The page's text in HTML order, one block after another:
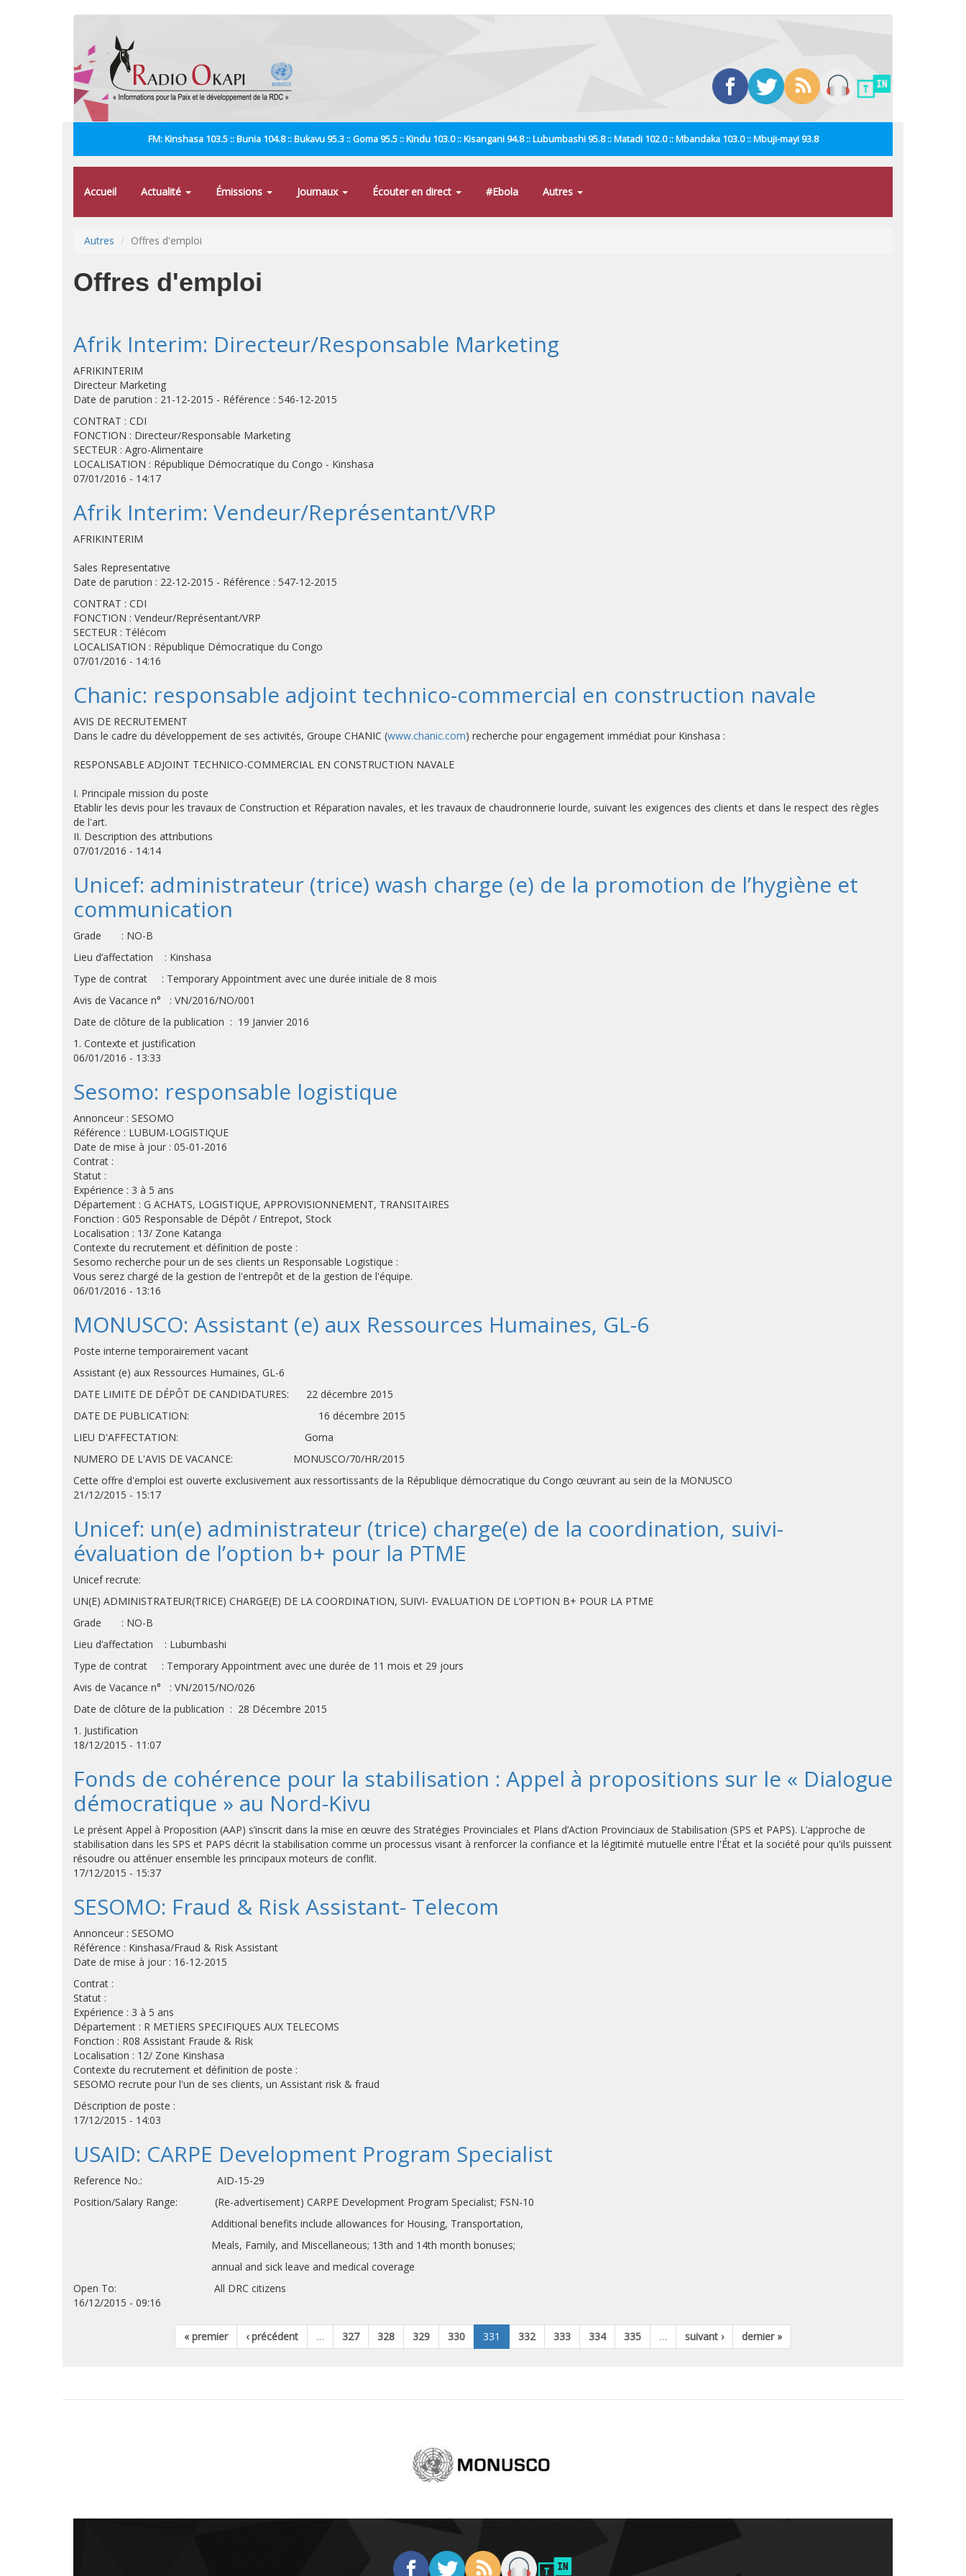
FM: Kinshasa 103.5 :: Bunia 104.8 :: Bukavu 95.3 :: Goma 95.5 :: Kindu 103.0 :: Kisangani 94.8 :: Lubumbashi 95.8 :: Matadi 102.0 :: Mbandaka 103.0 :: Mbuji-mayi 93.8
Accueil Actualité Émissions Journaux Écouter en direct #Ebola Autres
Autres Offres d'emploi
Offres d'emploi
Afrik Interim: Directeur/Responsable Marketing
AFRIKINTERIM
Directeur Marketing
Date de parution : 21-12-2015 - Référence : 546-12-2015
CONTRAT : CDI
FONCTION : Directeur/Responsable Marketing
SECTEUR : Agro-Alimentaire
LOCALISATION : République Démocratique du Congo - Kinshasa
07/01/2016 - 14:17
Afrik Interim: Vendeur/Représentant/VRP
AFRIKINTERIM
Sales Representative
Date de parution : 22-12-2015 - Référence : 547-12-2015
CONTRAT : CDI
FONCTION : Vendeur/Représentant/VRP
SECTEUR : Télécom
LOCALISATION : République Démocratique du Congo
07/01/2016 - 14:16
Chanic: responsable adjoint technico-commercial en construction navale
AVIS DE RECRUTEMENT
Dans le cadre du développement de ses activités, Groupe CHANIC (www.chanic.com) recherche pour engagement immédiat pour Kinshasa :
RESPONSABLE ADJOINT TECHNICO-COMMERCIAL EN CONSTRUCTION NAVALE
I. Principale mission du poste
Etablir les devis pour les travaux de Construction et Réparation navales, et les travaux de chaudronnerie lourde, suivant les exigences des clients et dans le respect des règles
de l'art.
II. Description des attributions
07/01/2016 - 14:14
Unicef: administrateur (trice) wash charge (e) de la promotion de l’hygiène et
communication
Grade : NO-B
Lieu d’affectation : Kinshasa
Type de contrat : Temporary Appointment avec une durée initiale de 8 mois
Avis de Vacance n° : VN/2016/NO/001
Date de clôture de la publication : 19 Janvier 2016
1. Contexte et justification
06/01/2016 - 13:33
Sesomo: responsable logistique
Annonceur : SESOMO
Référence : LUBUM-LOGISTIQUE
Date de mise à jour : 05-01-2016
Contrat :
Statut :
Expérience : 3 à 5 ans
Département : G ACHATS, LOGISTIQUE, APPROVISIONNEMENT, TRANSITAIRES
Fonction : G05 Responsable de Dépôt / Entrepot, Stock
Localisation : 13/ Zone Katanga
Contexte du recrutement et définition de poste :
Sesomo recherche pour un de ses clients un Responsable Logistique :
Vous serez chargé de la gestion de l'entrepôt et de la gestion de l'équipe.
06/01/2016 - 13:16
MONUSCO: Assistant (e) aux Ressources Humaines, GL-6
Poste interne temporairement vacant
Assistant (e) aux Ressources Humaines, GL-6
DATE LIMITE DE DÉPÔT DE CANDIDATURES: 22 décembre 2015
DATE DE PUBLICATION: 16 décembre 2015
LIEU D'AFFECTATION: Goma
NUMERO DE L'AVIS DE VACANCE: MONUSCO/70/HR/2015
Cette offre d'emploi est ouverte exclusivement aux ressortissants de la République démocratique du Congo œuvrant au sein de la MONUSCO
21/12/2015 - 15:17
Unicef: un(e) administrateur (trice) charge(e) de la coordination, suivi-
évaluation de l’option b+ pour la PTME
Unicef recrute:
UN(E) ADMINISTRATEUR(TRICE) CHARGE(E) DE LA COORDINATION, SUIVI- EVALUATION DE L’OPTION B+ POUR LA PTME
Grade : NO-B
Lieu d’affectation : Lubumbashi
Type de contrat : Temporary Appointment avec une durée de 11 mois et 29 jours
Avis de Vacance n° : VN/2015/NO/026
Date de clôture de la publication : 28 Décembre 2015
1. Justification
18/12/2015 - 11:07
Fonds de cohérence pour la stabilisation : Appel à propositions sur le « Dialogue
démocratique » au Nord-Kivu
Le présent Appel à Proposition (AAP) s’inscrit dans la mise en œuvre des Stratégies Provinciales et Plans d’Action Provinciaux de Stabilisation (SPS et PAPS). L’approche de
stabilisation dans les SPS et PAPS décrit la stabilisation comme un processus visant à renforcer la confiance et la légitimité mutuelle entre l'État et la société pour qu'ils puissent
résoudre ou atténuer ensemble les principaux moteurs de conflit.
17/12/2015 - 15:37
SESOMO: Fraud & Risk Assistant- Telecom
Annonceur : SESOMO
Référence : Kinshasa/Fraud & Risk Assistant
Date de mise à jour : 16-12-2015
Contrat :
Statut :
Expérience : 3 à 5 ans
Département : R METIERS SPECIFIQUES AUX TELECOMS
Fonction : R08 Assistant Fraude & Risk
Localisation : 12/ Zone Kinshasa
Contexte du recrutement et définition de poste :
SESOMO recrute pour l'un de ses clients, un Assistant risk & fraud
Déscription de poste :
17/12/2015 - 14:03
USAID: CARPE Development Program Specialist
Reference No.: AID-15-29
Position/Salary Range: (Re-advertisement) CARPE Development Program Specialist; FSN-10
Additional benefits include allowances for Housing, Transportation,
Meals, Family, and Miscellaneous; 13th and 14th month bonuses;
annual and sick leave and medical coverage
Open To: All DRC citizens
16/12/2015 - 09:16
« premier ‹ précédent … 327 328 329 330 331 332 333 334 335 … suivant › dernier »